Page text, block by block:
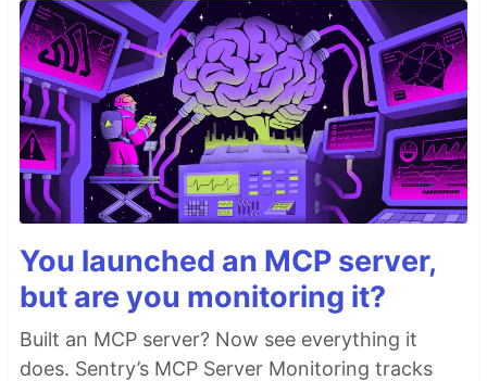
You launched an MCP server,
but are you monitoring it?
Built an MCP server? Now see everything it
does. Sentry’s MCP Server Monitoring tracks